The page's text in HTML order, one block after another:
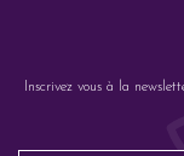
Inscrivez vous à la